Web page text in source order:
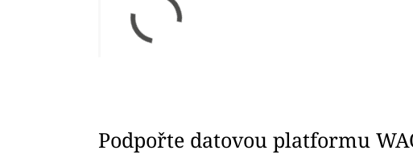
Podpořte datovou platformu